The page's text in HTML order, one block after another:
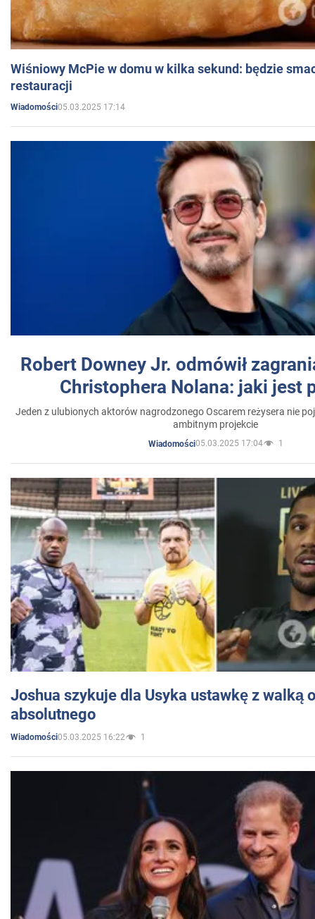
Wiśniowy McPie w domu w kilka sekund: będzie
restauracji
Wiadomości05.03.2025 17:14
Robert Downey Jr. odmówił
Christophera Nolana: jaki jest
Jeden z ulubionych aktorów nagrodzonego Oscarem reżysera nie
ambitnym projekcie
Wiadomości05.03.2025 17:04 1
Joshua szykuje dla Usyka ustawkę z walką
absolutnego
Wiadomości05.03.2025 16:22 1